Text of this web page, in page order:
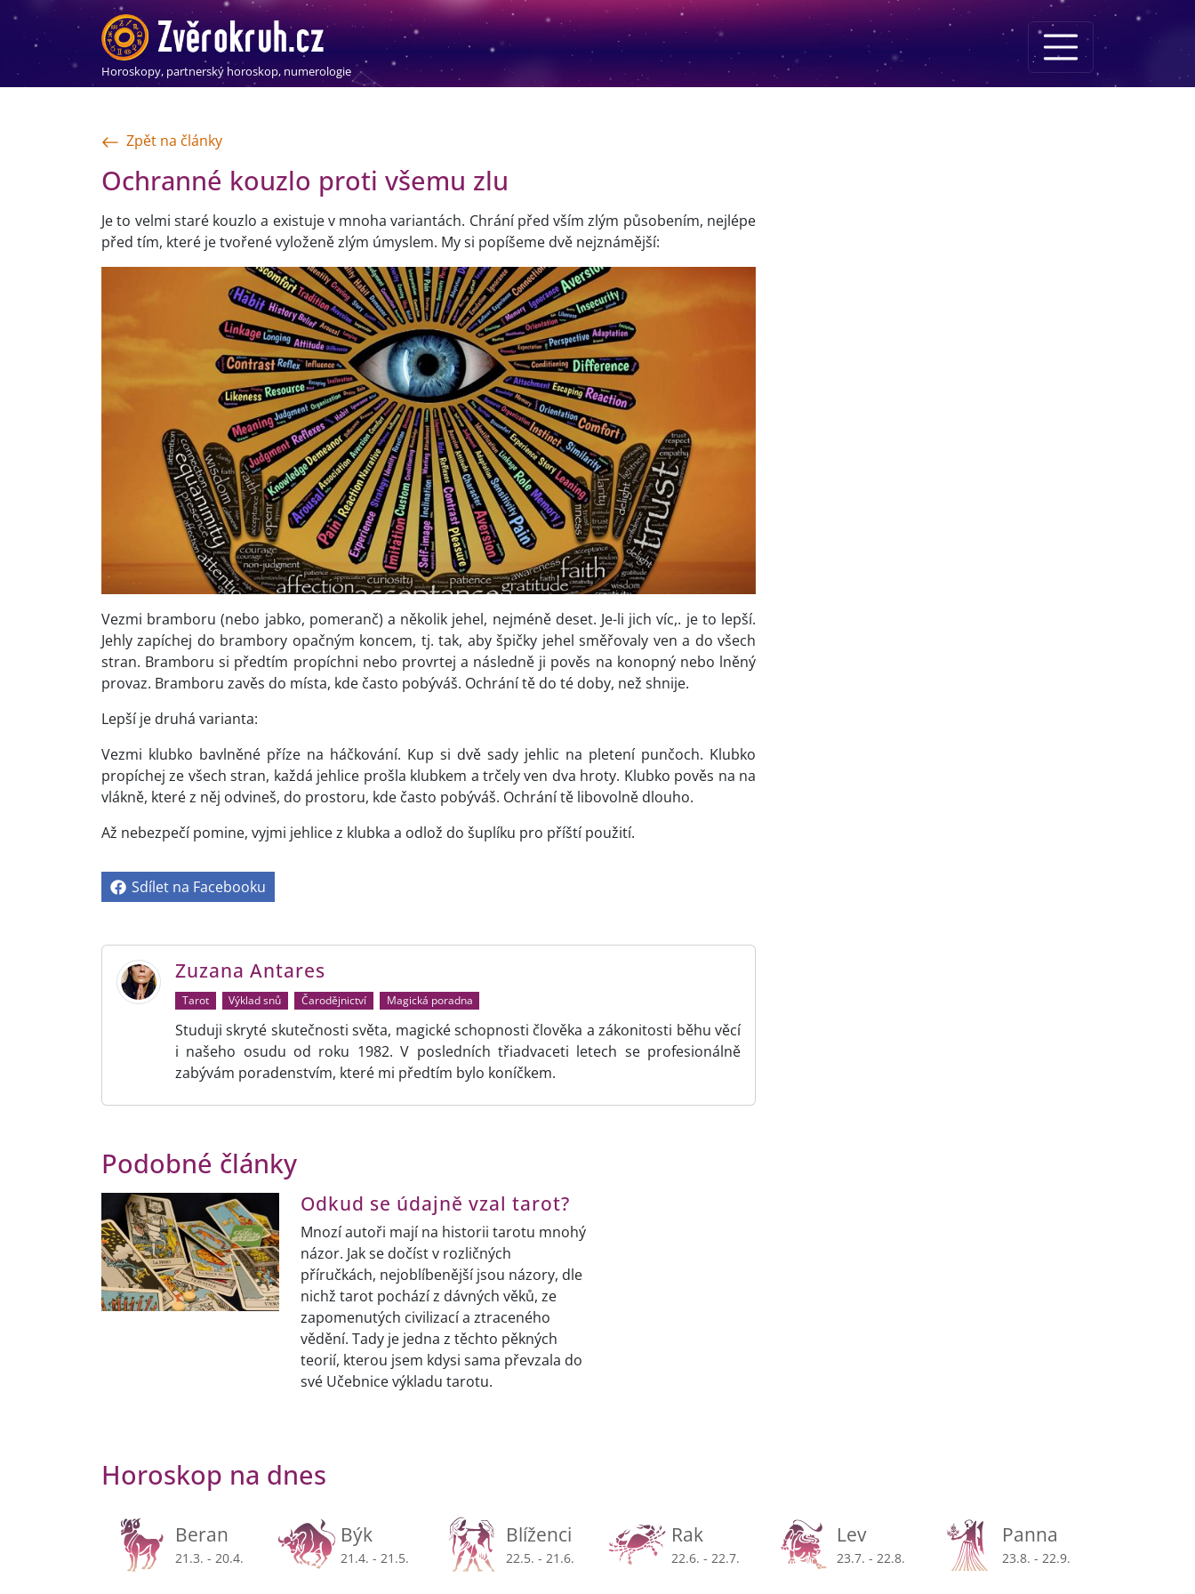
Horoskopy, partnerský horoskop, numerologie
Zpět na články
Ochranné kouzlo proti všemu zlu
Je to velmi staré kouzlo a existuje v mnoha variantách. Chrání před vším zlým působením, nejlépe
před tím, které je tvořené vyloženě zlým úmyslem. My si popíšeme dvě nejznámější:
Vezmi bramboru (nebo jabko, pomeranč) a několik jehel, nejméně deset. Je-li jich víc,. je to lepší.
Jehly zapíchej do brambory opačným koncem, tj. tak, aby špičky jehel směřovaly ven a do všech
stran. Bramboru si předtím propíchni nebo provrtej a následně ji pověs na konopný nebo lněný
provaz. Bramboru zavěs do místa, kde často pobýváš. Ochrání tě do té doby, než shnije.
Lepší je druhá varianta:
Vezmi klubko bavlněné příze na háčkování. Kup si dvě sady jehlic na pletení punčoch. Klubko
propíchej ze všech stran, každá jehlice prošla klubkem a trčely ven dva hroty. Klubko pověs na na
vlákně, které z něj odvineš, do prostoru, kde často pobýváš. Ochrání tě libovolně dlouho.
Až nebezpečí pomine, vyjmi jehlice z klubka a odlož do šuplíku pro příští použití.
Sdílet na Facebooku
Zuzana Antares
Tarot Výklad snů Čarodějnictví Magická poradna
Studuji skryté skutečnosti světa, magické schopnosti člověka a zákonitosti běhu věcí
i našeho osudu od roku 1982. V posledních třiadvaceti letech se profesionálně
zabývám poradenstvím, které mi předtím bylo koníčkem.
Podobné články
Odkud se údajně vzal tarot?
Mnozí autoři mají na historii tarotu mnohý
názor. Jak se dočíst v rozličných
příručkách, nejoblíbenější jsou názory, dle
nichž tarot pochází z dávných věků, ze
zapomenutých civilizací a ztraceného
vědění. Tady je jedna z těchto pěkných
teorií, kterou jsem kdysi sama převzala do
své Učebnice výkladu tarotu.
Horoskop na dnes
Beran
21.3. - 20.4.
Býk
21.4. - 21.5.
Blíženci
22.5. - 21.6.
Rak
22.6. - 22.7.
Lev
23.7. - 22.8.
Panna
23.8. - 22.9.